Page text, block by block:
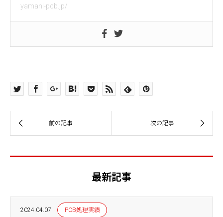
yamani-pcb.jp/
最新記事
2024.04.07 PCB処理実績